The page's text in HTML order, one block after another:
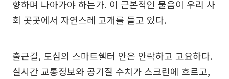
향하며 나아가야 하는가. 이 근본적인 물음이 우리 사
회 곳곳에서 자연스레 고개를 들고 있다.
출근길, 도심의 스마트쉘터 안은 안락하고 고요하다.
실시간 교통정보와 공기질 수치가 스크린에 흐르고,